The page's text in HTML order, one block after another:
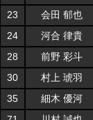
23 会田 郁也
24
河合 律貴
28
前野 彩斗
30
村上 琥羽
35
細木 優河